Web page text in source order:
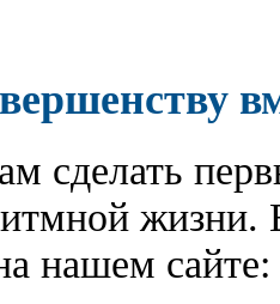
сделать
жизни.
нашем сайте: